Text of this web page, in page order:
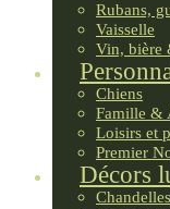
Rubans,
Vaisselle
Vin, bière
Chiens
Famille &
Loisirs et
Premier
Décors
Chandelles